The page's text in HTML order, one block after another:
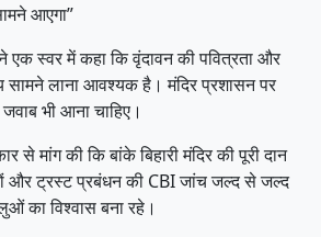
आएगा”
स्वर में कहा कि वृंदावन की पवित्रता और
सामने लाना आवश्यक है। मंदिर प्रशासन पर
भी आना चाहिए।
मांग की कि बांके बिहारी मंदिर की पूरी दान
और ट्रस्ट प्रबंधन की CBI जांच जल्द से जल्द
का विश्वास बना रहे।